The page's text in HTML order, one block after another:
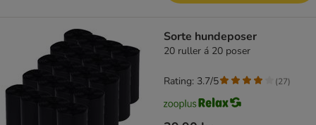
Sorte hundeposer
20 ruller á 20 poser
Rating: 3.7/5 (27)